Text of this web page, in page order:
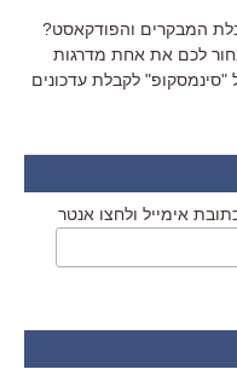
המבקרים והפודקאסט?
לכם את אחת מדרגות
לקבלת עדכונים
אימייל ולחצו אנטר